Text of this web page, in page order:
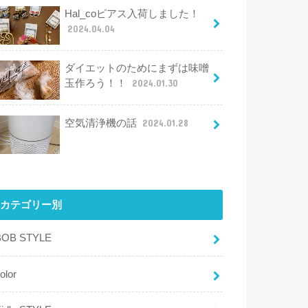
Hal_coピアス入荷しました！
2024.04.04
ダイエットのためにまずは味噌
玉作ろう！！
2024.01.30
空気清浄機の話 2024.01.28
カテゴリー別
STYLE